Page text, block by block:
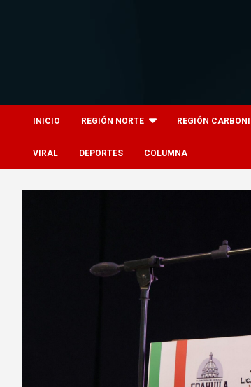
INICIO REGIÓN NORTE REGIÓN
VIRAL DEPORTES COLUMNA